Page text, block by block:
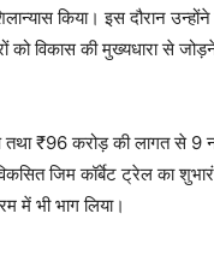
किया। इस दौरान उन्होंने
को विकास की मुख्यधारा से
तथा ₹96 करोड़ की लागत से 9
जिम कॉर्बेट ट्रेल का
में भी भाग लिया।